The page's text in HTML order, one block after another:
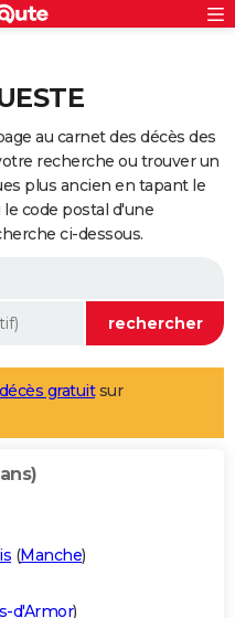
au carnet des décès des
recherche ou trouver un
plus ancien en tapant le
code postal d'une
ci-dessous.
gratuitsur
(Manche)
d'Armor)